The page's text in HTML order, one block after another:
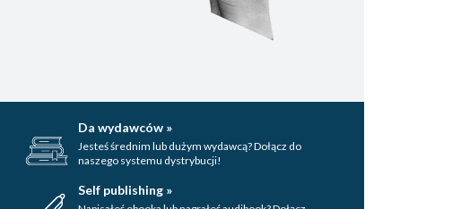
Da wydawców »
Jesteś średnim lub dużym wydawcą? Dołącz do
naszego systemu dystrybucji!
Self publishing »